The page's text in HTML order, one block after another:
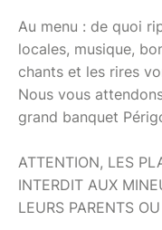
Au menu : de quoi
locales, musique,
chants et les rires
Nous vous
grand banquet
ATTENTION, LES
INTERDIT AUX
LEURS PARENTS